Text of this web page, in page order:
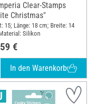
Clear-Stamps
Christmas"
15; Länge: 18 cm; Breite: 14
Silikon
€
In den Warenkorb